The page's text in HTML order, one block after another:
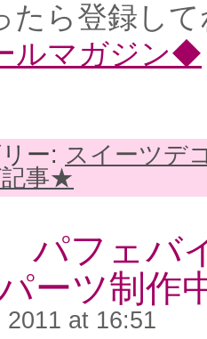
たら登録して
ルマガジン◆
ー: スイーツデ
記事★
パフェバ
ーツ制作
2011 at 16:51